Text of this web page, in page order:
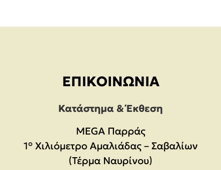
ΕΠΙΚΟΙΝΩΝΊΑ
Κατάστημα & Έκθεση
MEGA Παρράς
1° Χιλιόμετρο Αμαλιάδας – Σαβαλίων
(Τέρμα Ναυρίνου)